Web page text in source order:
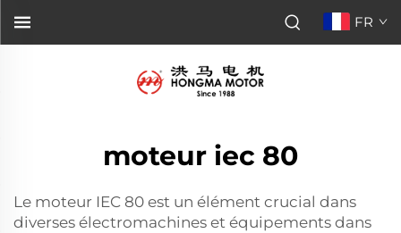
FR
moteur iec 80
Le moteur IEC 80 est un élément crucial dans
diverses électromachines et équipements dans